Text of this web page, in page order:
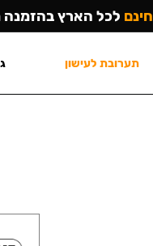
חינם לכל הארץ בהזמנה מעל
תערובת לעישון